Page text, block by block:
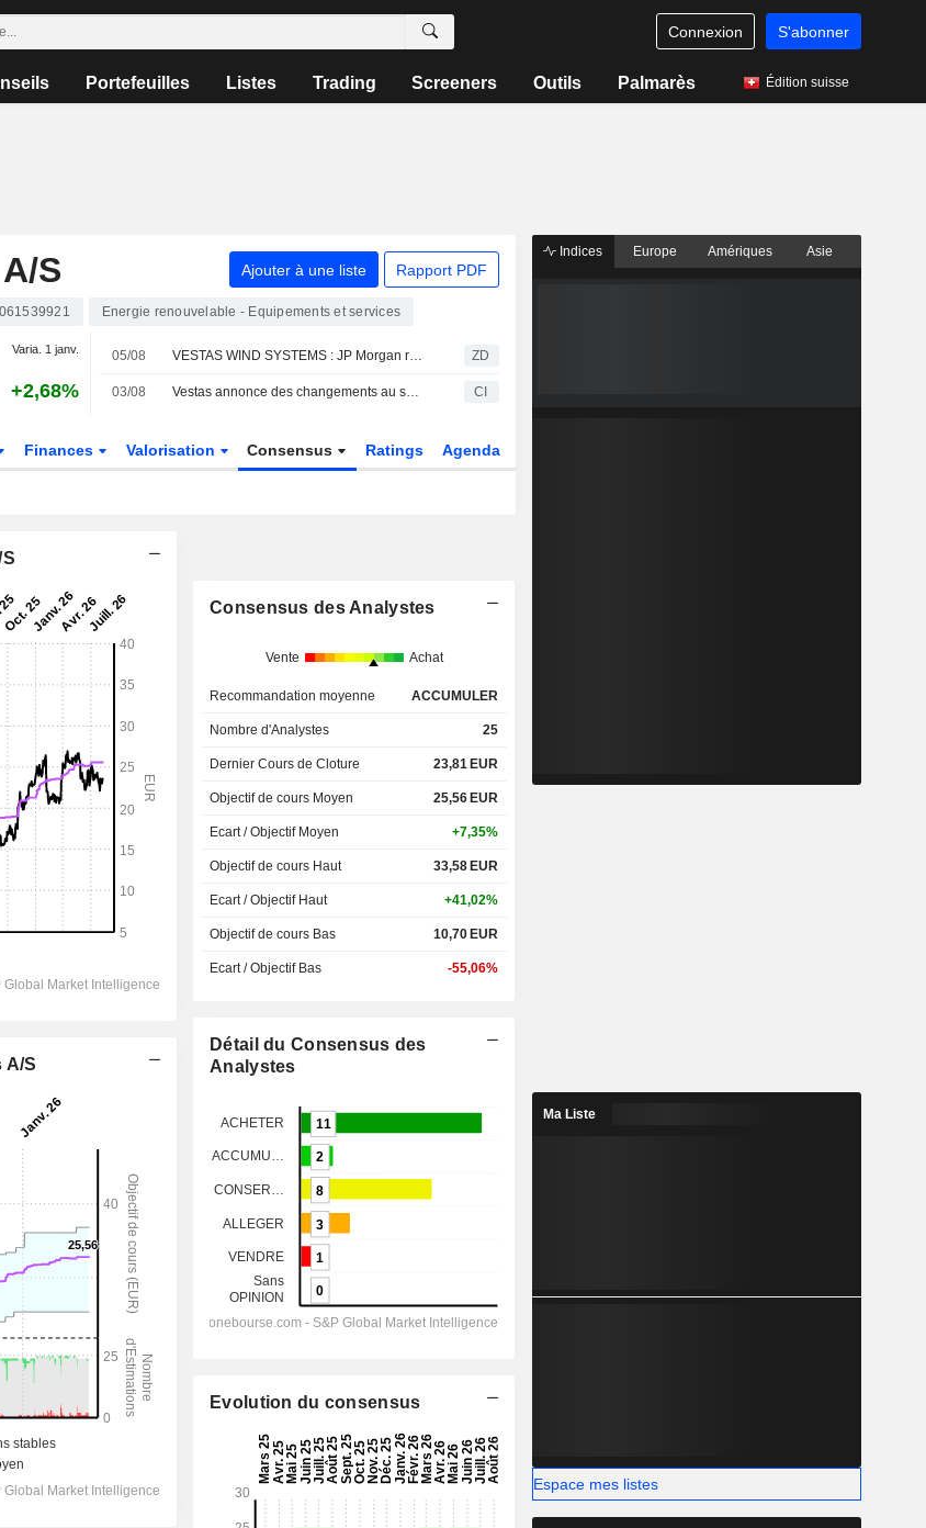
Connexion S'abonner
Portefeuilles Listes Trading Screeners Outils Palmarès Édition suisse
S Ajouter à une liste Rapport PDF
Energie renouvelable - Equipements et services
Varia. 1 janv.
+2,68%
05/08 VESTAS WIND SYSTEMS : JP Morgan réitère son opinion positive sur le titre ZD
03/08 Vestas annonce des changements au sein de sa direction CI
Finances Valorisation Consensus Ratings Agenda
A/S
Consensus des Analystes
Vente Achat
Recommandation moyenne ACCUMULER
Nombre d'Analystes 25
Dernier Cours de Cloture 23,81 EUR
Objectif de cours Moyen 25,56 EUR
Ecart / Objectif Moyen +7,35%
Objectif de cours Haut 33,58 EUR
Ecart / Objectif Haut +41,02%
Objectif de cours Bas 10,70 EUR
Ecart / Objectif Bas -55,06%
Détail du Consensus des
Analystes
Evolution du consensus
Indices Europe Amériques Asie
Ma Liste
Espace mes listes